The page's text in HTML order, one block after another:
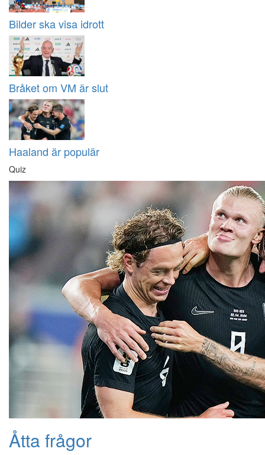
Bilder ska visa idrott
Bråket om VM är slut
Haaland är populär
Quiz
Åtta frågor